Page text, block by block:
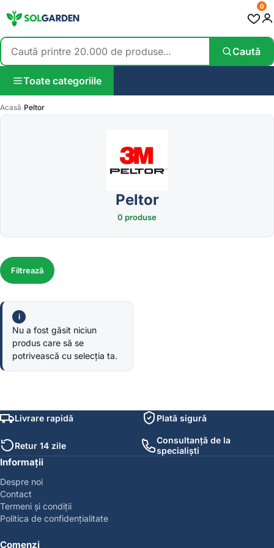
Caută
0
Toate categoriile
Acasă Peltor
Peltor
0 produse
Filtrează
Nu a fost găsit niciun
produs care să se
potrivească cu selecția ta.
Livrare rapidă Plată sigură
Retur 14 zile
Consultanță de la
specialiști
Informații
Despre noi
Contact
Termeni și condiții
Politica de confidențialitate
Comenzi